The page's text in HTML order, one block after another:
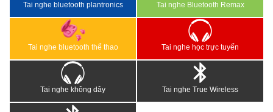
Tai nghe bluetooth plantronics Tai nghe Bluetooth Remax
Tai nghe bluetooth thể thao Tai nghe học trực tuyến
Tai nghe không dây Tai nghe True Wireless